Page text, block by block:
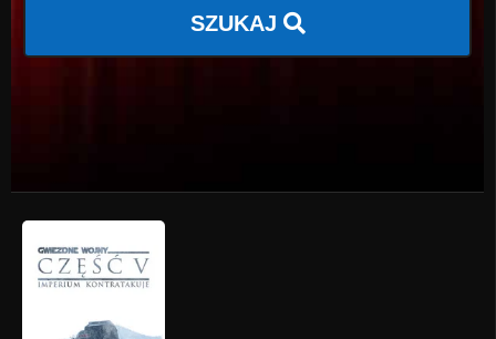
SZUKAJ